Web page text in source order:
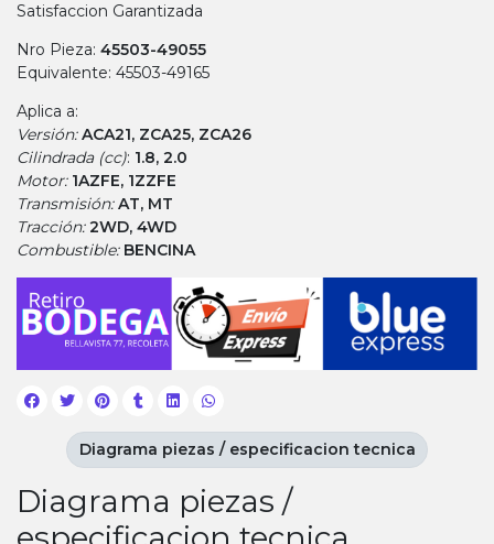
Satisfaccion Garantizada
Nro Pieza: 45503-49055
Equivalente: 45503-49165
Aplica a:
Versión:ACA21, ZCA25, ZCA26
Cilindrada (cc): 1.8, 2.0
Motor: 1AZFE, 1ZZFE
Transmisión:AT, MT
Tracción:2WD, 4WD
Combustible: BENCINA
Diagrama piezas /
Diagrama piezas / especificacion tecnica